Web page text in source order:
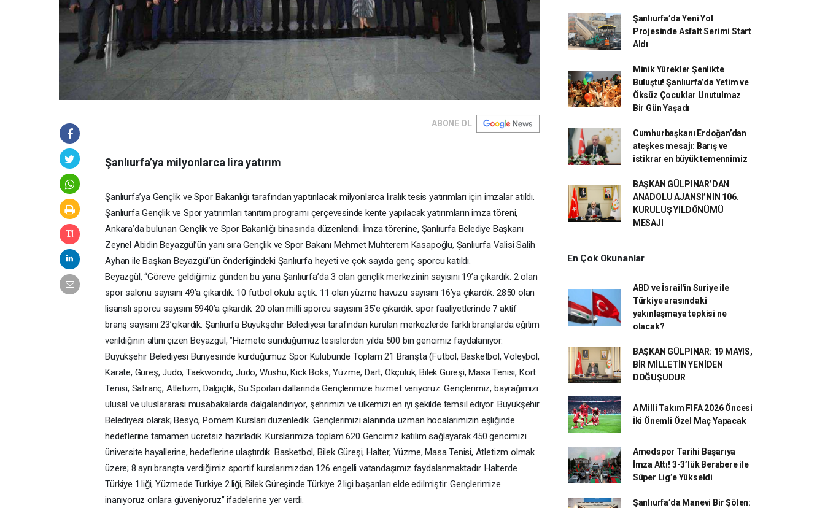
ABONE OL
Şanlıurfa’ya milyonlarca lira yatırım
Şanlıurfa’ya Gençlik ve Spor Bakanlığı tarafından yaptırılacak milyonlarca liralık tesis yatırımları için imzalar atıldı.
Şanlıurfa Gençlik ve Spor yatırımları tanıtım programı çerçevesinde kente yapılacak yatırımların imza töreni,
Ankara’da bulunan Gençlik ve Spor Bakanlığı binasında düzenlendi. İmza törenine, Şanlıurfa Belediye Başkanı
Zeynel Abidin Beyazgül’ün yanı sıra Gençlik ve Spor Bakanı Mehmet Muhterem Kasapoğlu, Şanlıurfa Valisi Salih
Ayhan ile Başkan Beyazgül’ün önderliğindeki Şanlıurfa heyeti ve çok sayıda genç sporcu katıldı.
Beyazgül, “Göreve geldiğimiz günden bu yana Şanlıurfa’da 3 olan gençlik merkezinin sayısını 19’a çıkardık. 2 olan
spor salonu sayısını 49’a çıkardık. 10 futbol okulu açtık. 11 olan yüzme havuzu sayısını 16’ya çıkardık. 2850 olan
lisanslı sporcu sayısını 5940’a çıkardık. 20 olan milli sporcu sayısını 35’e çıkardık. spor faaliyetlerinde 7 aktif
branş sayısını 23’çıkardık. Şanlıurfa Büyükşehir Belediyesi tarafından kurulan merkezlerde farklı branşlarda eğitim
verildiğinin altını çizen Beyazgül, ’’Hizmete sunduğumuz tesislerden yılda 500 bin gencimiz faydalanıyor.
Büyükşehir Belediyesi Bünyesinde kurduğumuz Spor Kulübünde Toplam 21 Branşta (Futbol, Basketbol, Voleybol,
Karate, Güreş, Judo, Taekwondo, Judo, Wushu, Kick Boks, Yüzme, Dart, Okçuluk, Bilek Güreşi, Masa Tenisi, Kort
Tenisi, Satranç, Atletizm, Dalgıçlık, Su Sporları dallarında Gençlerimize hizmet veriyoruz. Gençlerimiz, bayrağımızı
ulusal ve uluslararası müsabakalarda dalgalandırıyor, şehrimizi ve ülkemizi en iyi şekilde temsil ediyor. Büyükşehir
Belediyesi olarak; Besyo, Pomem Kursları düzenledik. Gençlerimizi alanında uzman hocalarımızın eşliğinde
hedeflerine tamamen ücretsiz hazırladık. Kurslarımıza toplam 620 Gencimiz katılım sağlayarak 450 gencimizi
üniversite hayallerine, hedeflerine ulaştırdık. Basketbol, Bilek Güreşi, Halter, Yüzme, Masa Tenisi, Atletizm olmak
üzere; 8 ayrı branşta verdiğimiz sportif kurslarımızdan 126 engelli vatandaşımız faydalanmaktadır. Halterde
Türkiye 1.liği, Yüzmede Türkiye 2.liği, Bilek Güreşinde Türkiye 2.ligi başarıları elde edilmiştir. Gençlerimize
inanıyoruz onlara güveniyoruz” ifadelerine yer verdi.
Şanlıurfa’da Yeni Yol
Projesinde Asfalt Serimi Start
Aldı
Minik Yürekler Şenlikte
Buluştu! Şanlıurfa’da Yetim ve
Öksüz Çocuklar Unutulmaz
Bir Gün Yaşadı
Cumhurbaşkanı Erdoğan’dan
ateşkes mesajı: Barış ve
istikrar en büyük temennimiz
BAŞKAN GÜLPINAR’DAN
ANADOLU AJANSI’NIN 106.
KURULUŞ YILDÖNÜMÜ
MESAJI
En Çok Okunanlar
ABD ve İsrail'in Suriye ile
Türkiye arasındaki
yakınlaşmaya tepkisi ne
olacak?
BAŞKAN GÜLPINAR: 19 MAYIS,
BİR MİLLETİN YENİDEN
DOĞUŞUDUR
A Milli Takım FIFA 2026 Öncesi
İki Önemli Özel Maç Yapacak
Amedspor Tarihi Başarıya
İmza Attı! 3-3’lük Berabere ile
Süper Lig’e Yükseldi
Şanlıurfa’da Manevi Bir Şölen: